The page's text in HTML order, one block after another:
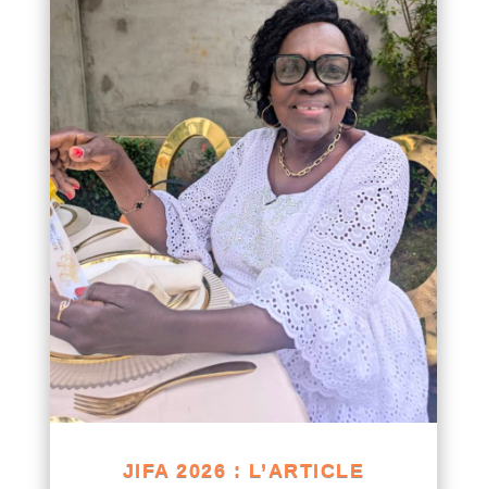
JIFA 2026 : L’ARTICLE